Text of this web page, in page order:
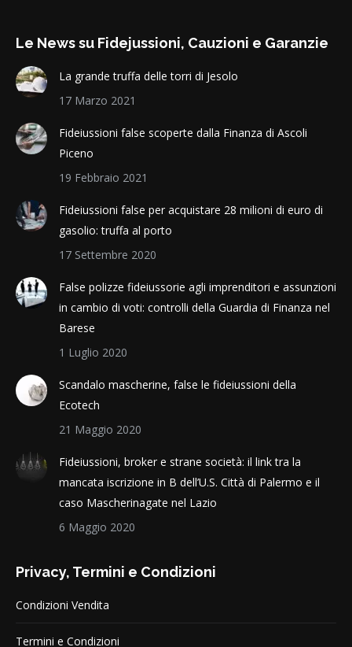
era:
19,90€.
è:
9,90€.
Le News su Fidejussioni, Cauzioni e Garanzie
La grande truffa delle torri di Jesolo
17 Marzo 2021
Fideiussioni false scoperte dalla Finanza di Ascoli
Piceno
19 Febbraio 2021
Fideiussioni false per acquistare 28 milioni di euro di
gasolio: truffa al porto
17 Settembre 2020
False polizze fideiussorie agli imprenditori e assunzioni
in cambio di voti: controlli della Guardia di Finanza nel
Barese
1 Luglio 2020
Scandalo mascherine, false le fideiussioni della
Ecotech
21 Maggio 2020
Fideiussioni, broker e strane società: il link tra la
mancata iscrizione in B dell’U.S. Città di Palermo e il
caso Mascherinagate nel Lazio
6 Maggio 2020
Privacy, Termini e Condizioni
Condizioni Vendita
Termini e Condizioni